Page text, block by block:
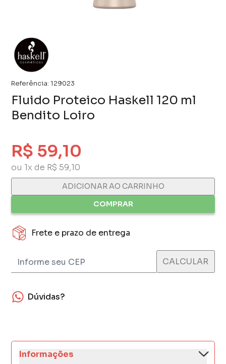
Referência: 129023
Fluido Proteico Haskell 120 ml
Bendito Loiro
R$ 59,10
ou 1x de R$ 59,10
ADICIONAR AO CARRINHO
COMPRAR
Frete e prazo de entrega
Dúvidas?
Informações